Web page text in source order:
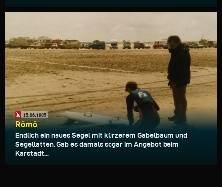
15.06.1985
Römö
Endlich ein neues Segel mit kürzerem Gabelbaum und
Segellatten. Gab es damals sogar im Angebot beim
Karstadt...